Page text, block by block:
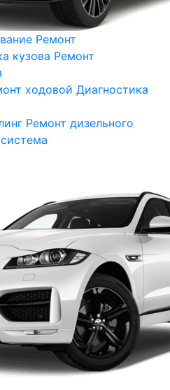
Ремонт
кузова Ремонт
ходовой Диагностика
Ремонт дизельного